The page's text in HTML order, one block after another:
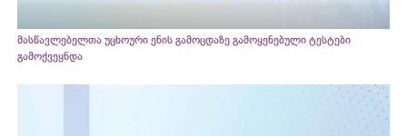
მასწავლებელთა უცხოური ენის გამოცდაზე გამოყენებული ტესტები
გამოქვეყნდა